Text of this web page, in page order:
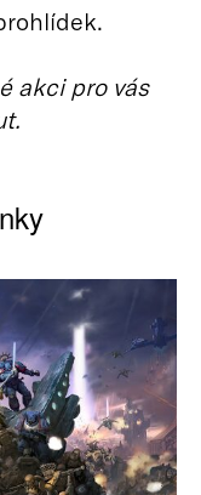
akci pro vás